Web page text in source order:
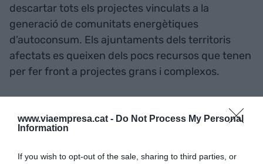
www.viaempresa.cat - Do Not Process My Personal
Information
If you wish to opt-out of the sale, sharing to third parties, or
descartar tots els projectes vinculats a la
generació de comunitats energètiques
d’autoconsum. Els ajuntaments dels territoris
afectats es queixen dels pocs recursos que tenen
per fer front a projectes grans i complexos.
Afegir VIA Empresa com a font preferida de
Google de forma gratuïta